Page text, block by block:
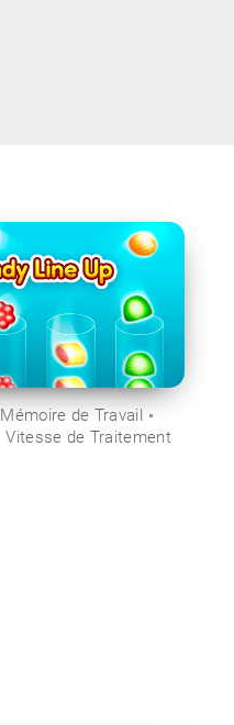
Mémoire de Travail
Vitesse de Traitement